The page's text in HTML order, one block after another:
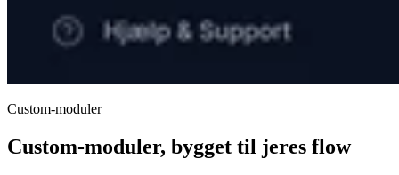
Custom-moduler
Custom-moduler, bygget til jeres flow